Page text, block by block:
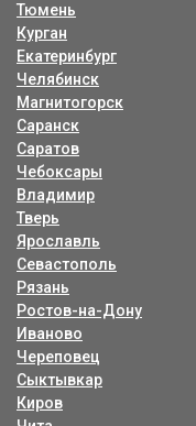
Тюмень
Курган
Екатеринбург
Челябинск
Магнитогорск
Саранск
Саратов
Чебоксары
Владимир
Тверь
Ярославль
Севастополь
Рязань
Ростов-на-Дону
Иваново
Череповец
Сыктывкар
Киров